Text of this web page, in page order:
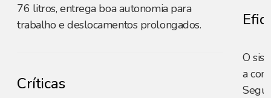
76 litros, entrega boa autonomia para
trabalho e deslocamentos prolongados.
Críticas
O
a